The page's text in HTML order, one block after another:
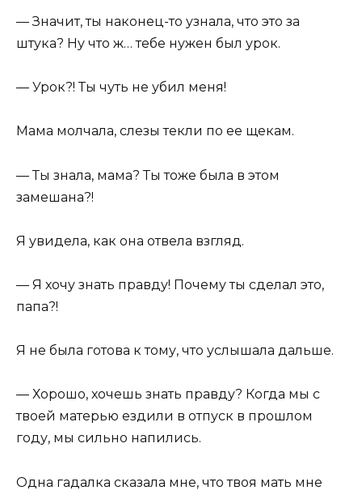
— Значит, ты наконец-то узнала, что это за
штука? Ну что ж… тебе нужен был урок.
— Урок?! Ты чуть не убил меня!
Мама молчала, слезы текли по ее щекам.
— Ты знала, мама? Ты тоже была в этом
замешана?!
Я увидела, как она отвела взгляд.
— Я хочу знать правду! Почему ты сделал это,
папа?!
Я не была готова к тому, что услышала дальше.
— Хорошо, хочешь знать правду? Когда мы с
твоей матерью ездили в отпуск в прошлом
году, мы сильно напились.
Одна гадалка сказала мне, что твоя мать мне